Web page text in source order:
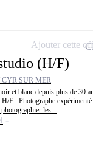
(H/F)
CYR SUR MER
et blanc depuis plus de 30
F . Photographe
les...
Ajouter cette